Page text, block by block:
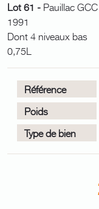
Lot 61 - Pauillac GCC
1991
Dont 4 niveaux bas
0,75L
Référence
Poids
Type de bien